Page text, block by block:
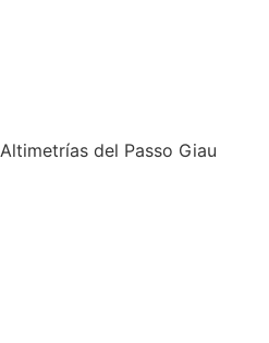
Altimetrías del Passo Giau